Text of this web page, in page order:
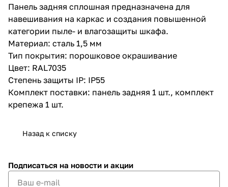
Панель задняя сплошная предназначена для
навешивания на каркас и создания повышенной
категории пыле- и влагозащиты шкафа.
Материал: сталь 1,5 мм
Тип покрытия: порошковое окрашивание
Цвет: RAL7035
Степень защиты IP: IP55
Комплект поставки: панель задняя 1 шт., комплект
крепежа 1 шт.
Назад к списку
Подписаться на новости и акции